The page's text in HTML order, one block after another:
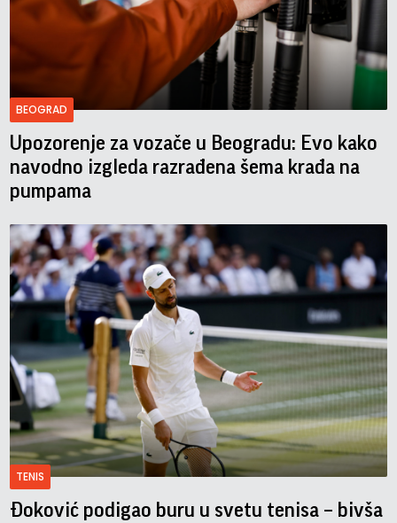
BEOGRAD
Upozorenje za vozače u Beogradu: Evo kako
navodno izgleda razrađena šema krađa na
pumpama
TENIS
Đoković podigao buru u svetu tenisa – bivša